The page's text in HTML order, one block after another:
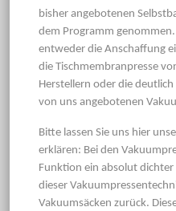
bisher angebotenen
dem Programm
entweder die Anschaffung
die Tischmembranpresse
Herstellern oder die
von uns angebotenen
Bitte lassen Sie uns hier
erklären: Bei den
Funktion ein absolut dichter
dieser
Vakuumsäcken zurück.